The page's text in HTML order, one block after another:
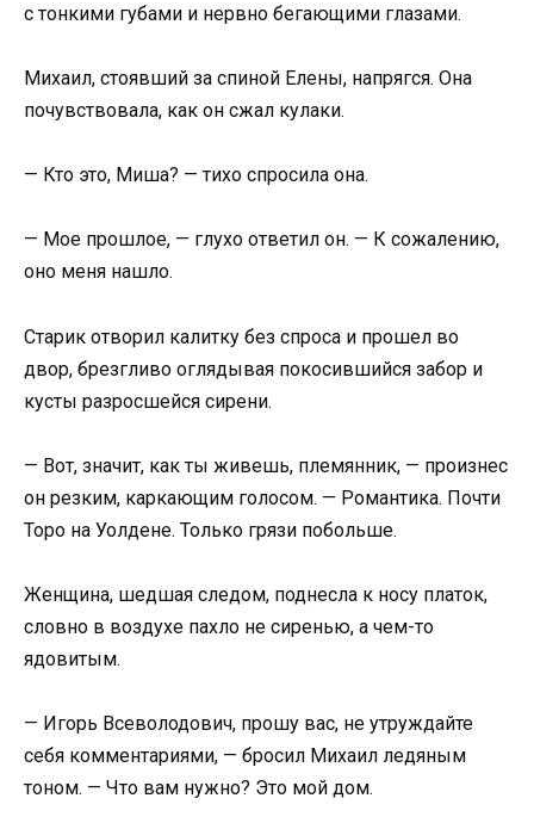
с тонкими губами и нервно бегающими глазами.
Михаил, стоявший за спиной Елены, напрягся. Она
почувствовала, как он сжал кулаки.
— Кто это, Миша? — тихо спросила она.
— Мое прошлое, — глухо ответил он. — К сожалению,
оно меня нашло.
Старик отворил калитку без спроса и прошел во
двор, брезгливо оглядывая покосившийся забор и
кусты разросшейся сирени.
— Вот, значит, как ты живешь, племянник, — произнес
он резким, каркающим голосом. — Романтика. Почти
Торо на Уолдене. Только грязи побольше.
Женщина, шедшая следом, поднесла к носу платок,
словно в воздухе пахло не сиренью, а чем-то
ядовитым.
— Игорь Всеволодович, прошу вас, не утруждайте
себя комментариями, — бросил Михаил ледяным
тоном. — Что вам нужно? Это мой дом.